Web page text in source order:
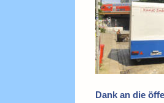
Dank an die